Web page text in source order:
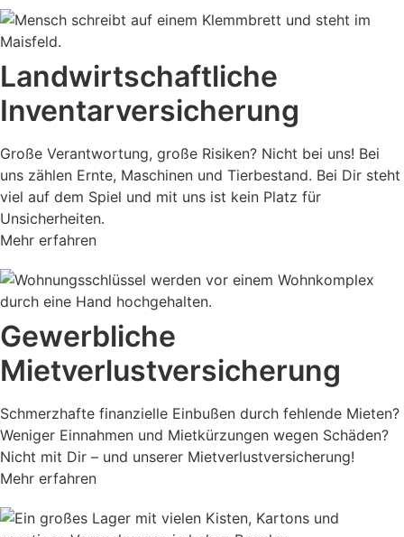
Land­wirtschaftliche
Inventar­versicherung
Große Verantwortung, große Risiken? Nicht bei uns! Bei
uns zählen Ernte, Maschinen und Tierbestand. Bei Dir steht
viel auf dem Spiel und mit uns ist kein Platz für
Unsicherheiten.
Mehr erfahren
Gewerbliche
Mietverlustversicherung
Schmerzhafte finanzielle Einbußen durch fehlende Mieten?
Weniger Einnahmen und Mietkürzungen wegen Schäden?
Nicht mit Dir – und unserer Mietverlustversicherung!
Mehr erfahren